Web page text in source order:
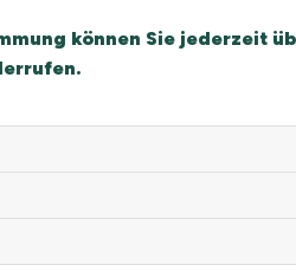
der einzelnen
Ebene sind die
den 60er Jahren entwickelte
Jahren vom Psychologen
können Sie jederzeit